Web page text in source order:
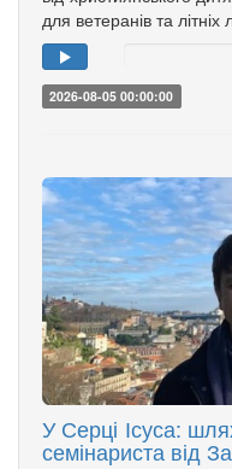
для ветеранів та
2026-08-05 00:00:00
У Серці Ісуса:
семінариста від